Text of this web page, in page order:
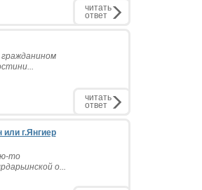
читать
ответ
читать
ответ
г.Янгиер
то
о...